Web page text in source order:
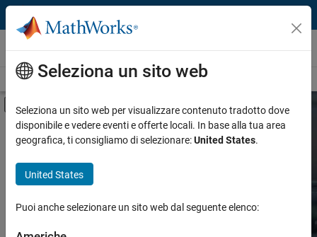
Vai al contenuto
Hardware Support
Overview Search Hardware Support Request Hardware Support
Attiva/disattiva menu di navigazione
Product
Product Family and Category
Search Hardware
MATLAB and Simulink.
Seleziona un sito web
Seleziona un sito web per visualizzare contenuto tradotto dove
disponibile e vedere eventi e offerte locali. In base alla tua area
geografica, ti consigliamo di selezionare:United States.
United States
Puoi anche selezionare un sito web dal seguente elenco: